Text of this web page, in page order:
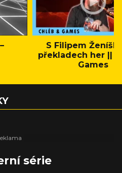
S Filipem
překladech her ||
Games
série